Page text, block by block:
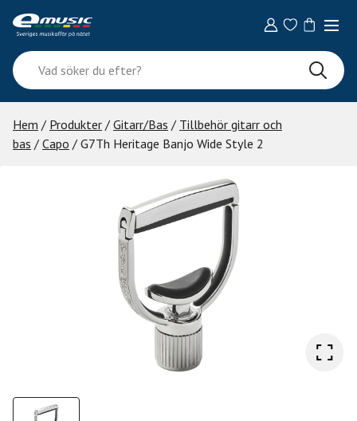
content
Vad
söker
du
efter?
Hem / Produkter / Gitarr/Bas / Tillbehör gitarr och
bas / Capo / G7Th Heritage Banjo Wide Style 2